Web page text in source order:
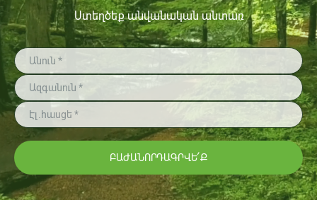
Ստեղծեք անվանական անտառ
ԲԱԺԱՆՈՐԴԱԳՐՎԵ՛Ք